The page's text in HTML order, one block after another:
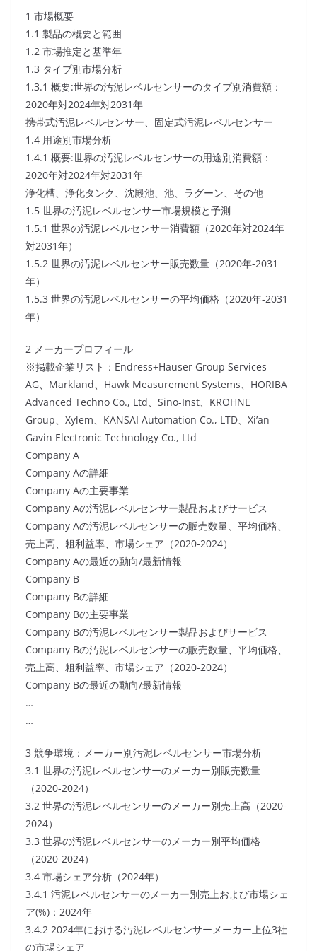
1 市場概要
1.1 製品の概要と範囲
1.2 市場推定と基準年
1.3 タイプ別市場分析
1.3.1 概要:世界の汚泥レベルセンサーのタイプ別消費額：
2020年対2024年対2031年
携帯式汚泥レベルセンサー、固定式汚泥レベルセンサー
1.4 用途別市場分析
1.4.1 概要:世界の汚泥レベルセンサーの用途別消費額：
2020年対2024年対2031年
浄化槽、浄化タンク、沈殿池、池、ラグーン、その他
1.5 世界の汚泥レベルセンサー市場規模と予測
1.5.1 世界の汚泥レベルセンサー消費額（2020年対2024年
対2031年）
1.5.2 世界の汚泥レベルセンサー販売数量（2020年-2031
年）
1.5.3 世界の汚泥レベルセンサーの平均価格（2020年-2031
年）
2 メーカープロフィール
※掲載企業リスト：Endress+Hauser Group Services
AG、Markland、Hawk Measurement Systems、HORIBA
Advanced Techno Co., Ltd、Sino-Inst、KROHNE
Group、Xylem、KANSAI Automation Co., LTD、Xi’an
Gavin Electronic Technology Co., Ltd
Company A
Company Aの詳細
Company Aの主要事業
Company Aの汚泥レベルセンサー製品およびサービス
Company Aの汚泥レベルセンサーの販売数量、平均価格、
売上高、粗利益率、市場シェア（2020-2024）
Company Aの最近の動向/最新情報
Company B
Company Bの詳細
Company Bの主要事業
Company Bの汚泥レベルセンサー製品およびサービス
Company Bの汚泥レベルセンサーの販売数量、平均価格、
売上高、粗利益率、市場シェア（2020-2024）
Company Bの最近の動向/最新情報
…
…
3 競争環境：メーカー別汚泥レベルセンサー市場分析
3.1 世界の汚泥レベルセンサーのメーカー別販売数量
（2020-2024）
3.2 世界の汚泥レベルセンサーのメーカー別売上高（2020-
2024）
3.3 世界の汚泥レベルセンサーのメーカー別平均価格
（2020-2024）
3.4 市場シェア分析（2024年）
3.4.1 汚泥レベルセンサーのメーカー別売上および市場シェ
ア(%)：2024年
3.4.2 2024年における汚泥レベルセンサーメーカー上位3社
の市場シェア